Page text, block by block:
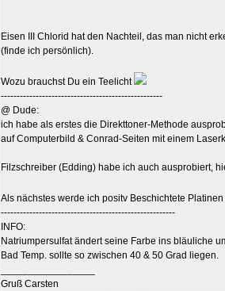
Eisen III Chlorid hat den Nachteil, das man nicht
(finde ich persönlich).
Wozu brauchst Du ein Teelicht
---------------------------------------------------
@ Dude:
ich habe als erstes die Direkttoner-Methode
auf Computerbild & Conrad-Seiten mit einem
Filzschreiber (Edding) habe ich auch ausprobiert,
Als nächstes werde ich positv Beschichtete
-------------------------------------------------------
INFO:
Natriumpersulfat ändert seine Farbe ins bläuliche
Bad Temp. sollte so zwischen 40 & 50 Grad liegen.
Gruß Carsten